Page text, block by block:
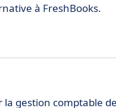
à FreshBooks.
gestion comptable